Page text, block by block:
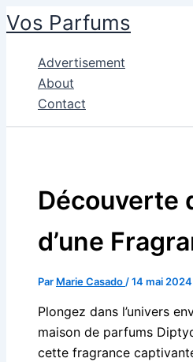
Aller
au
contenu
Vos Parfums
Advertisement
About
Contact
Découverte
d’une
Par Marie Casado /14 mai 2024
Plongez dans l’univers
maison de parfums
cette fragrance